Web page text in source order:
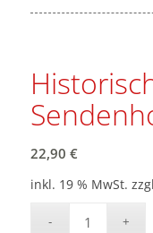
22,90 €
inkl. 19 % MwSt.